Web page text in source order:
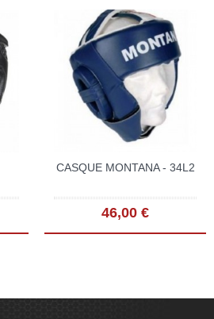
CASQUE MONTANA - 34L2
46,00 €